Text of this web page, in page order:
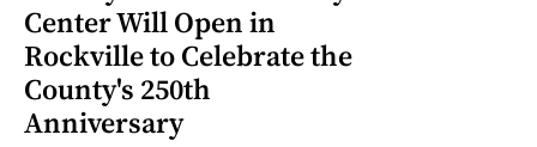
Center Will Open in
Rockville to Celebrate the
County's 250th
Anniversary